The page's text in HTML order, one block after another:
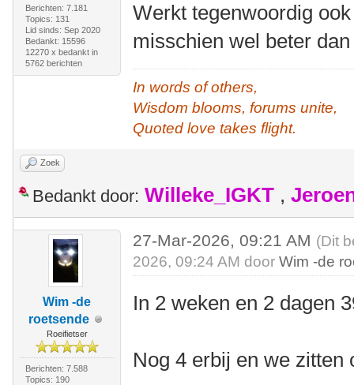
Berichten: 7.181
Topics: 131
Lid sinds: Sep 2020
Bedankt: 15596
12270 x bedankt in
5762 berichten
Werkt tegenwoordig
misschien wel beter
In words of others,
Wisdom blooms, forums unite,
Quoted love takes flight.
Zoek
Bedankt door: Willeke_IGKT ,
Wim -de
roetsende
Roeifietser
Berichten: 7.588
Topics: 190
27-Mar-2026, 09:21 AM (Dit
2026, 09:24 AM doorWim -de
In 2 weken en 2 dagen
Nog 4 erbij en we zitten